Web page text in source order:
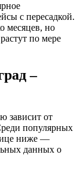
с пересадкой.
месяцев, но
по мере
–
зависит от
популярных
ниже —
данных о